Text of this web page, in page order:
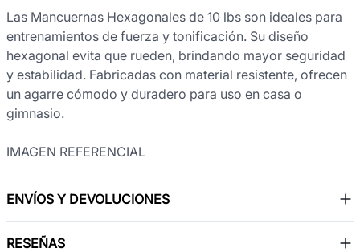
Las Mancuernas Hexagonales de 10 lbs son ideales para
entrenamientos de fuerza y tonificación. Su diseño
hexagonal evita que rueden, brindando mayor seguridad
y estabilidad. Fabricadas con material resistente, ofrecen
un agarre cómodo y duradero para uso en casa o
gimnasio.
IMAGEN REFERENCIAL
ENVÍOS Y DEVOLUCIONES
RESEÑAS